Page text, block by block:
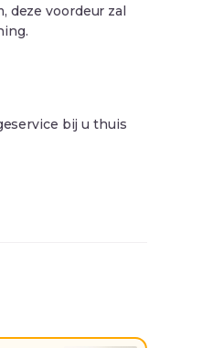
deze voordeur zal
bij u thuis